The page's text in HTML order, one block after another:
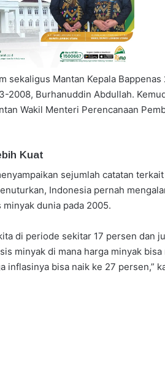
sekaligus Mantan Kepala
2008, Burhanuddin Abdullah.
Wakil Menteri Perencanaan
Kuat
sejumlah catatan
Indonesia pernah
dunia pada 2005.
di periode sekitar 17 persen dan
minyak di mana harga minyak bisa
inflasinya bisa naik ke 27 persen,”